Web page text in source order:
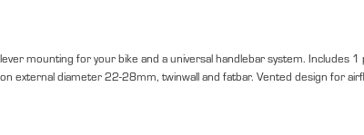
mounting for your bike and a universal handlebar system. Includes
external diameter 22-28mm, twinwall and fatbar. Vented design for